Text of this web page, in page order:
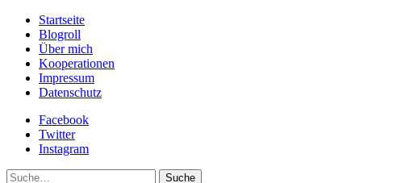
Startseite
Blogroll
Über mich
Kooperationen
Impressum
Datenschutz
Facebook
Twitter
Instagram
Suche